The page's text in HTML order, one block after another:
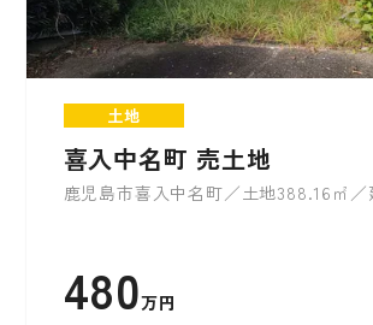
土地
喜入中名町 売土地
鹿児島市喜入中名町／土地388.16㎡／
480万円